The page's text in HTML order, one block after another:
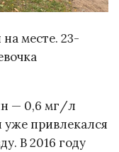
месте. 23-
— 0,6 мг/л
уже привлекался
В 2016 году